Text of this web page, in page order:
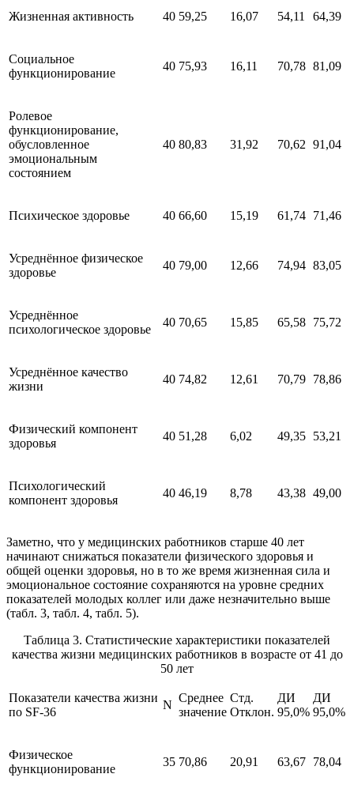
Жизненная активность 40 59,25 16,07 54,11 64,39
Социальное
функционирование
40 75,93 16,11 70,78 81,09
Ролевое
функционирование,
обусловленное
эмоциональным
состоянием
40 80,83 31,92 70,62 91,04
Психическое здоровье 40 66,60 15,19 61,74 71,46
Усреднённое физическое
здоровье
40 79,00 12,66 74,94 83,05
Усреднённое
психологическое здоровье
40 70,65 15,85 65,58 75,72
Усреднённое качество
жизни
40 74,82 12,61 70,79 78,86
Физический компонент
здоровья
40 51,28 6,02 49,35 53,21
Психологический
компонент здоровья
40 46,19 8,78 43,38 49,00
Заметно, что у медицинских работников старше 40 лет
начинают снижаться показатели физического здоровья и
общей оценки здоровья, но в то же время жизненная сила и
эмоциональное состояние сохраняются на уровне средних
показателей молодых коллег или даже незначительно выше
(табл. 3, табл. 4, табл. 5).
Таблица 3. Статистические характеристики показателей
качества жизни медицинских работников в возрасте от 41 до
50 лет
Показатели качества жизни
по SF-36
N
Среднее
значение
Стд.
Отклон.
ДИ
95,0%
ДИ
95,0%
Физическое
функционирование
35 70,86 20,91 63,67 78,04